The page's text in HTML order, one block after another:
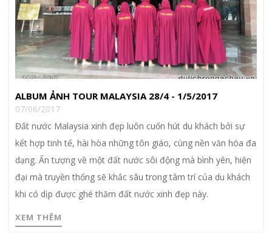
ALBUM ẢNH TOUR MALAYSIA 28/4 - 1/5/2017
07/06/2017
Đất nước Malaysia xinh đẹp luôn cuốn hút du khách bởi sự
kết hợp tinh tế, hài hòa những tôn giáo, cùng nền văn hóa đa
dạng. Ấn tượng về một đất nước sôi động mà bình yên, hiện
đại mà truyền thống sẽ khắc sâu trong tâm trí của du khách
khi có dịp được ghé thăm đất nước xinh đẹp này.
XEM THÊM